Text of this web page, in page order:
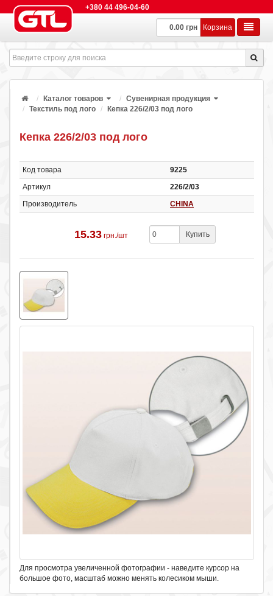
+380 44 496-04-60
0.00 грн Корзина
Каталог товаров
Сувенирная продукция
Текстиль под лого
Кепка 226/2/03 под лого
Кепка 226/2/03 под лого
Код товара
9225
Артикул
226/2/03
Производитель
CHINA
15.33 грн./шт Купить
Для просмотра увеличенной фотографии - наведите курсор на
большое фото, масштаб можно менять колесиком мыши.